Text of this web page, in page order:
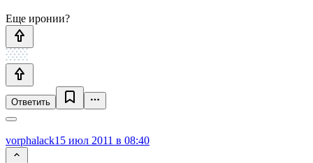
Еще иронии?
Ответить
vorphalack15 июл 2011 в 08:40